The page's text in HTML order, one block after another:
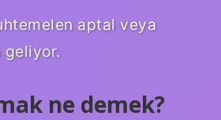
aptal veya
geliyor.
ne demek?